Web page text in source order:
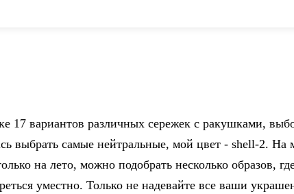
17 вариантов различных сережек с ракушками,
выбрать самые нейтральные, мой цвет - shell-2. На
на лето, можно подобрать несколько образов,
уместно. Только не надевайте все ваши